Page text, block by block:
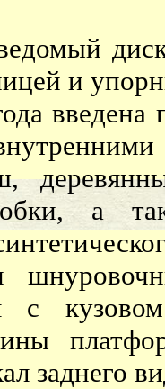
диск
и
введена
а
с
заднего